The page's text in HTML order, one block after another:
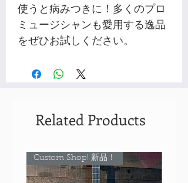
使うと病みつきに！多くのプロ
ミュージシャンも愛用する逸品
をぜひお試しください。
Related Products
Custom Shop! 新品！